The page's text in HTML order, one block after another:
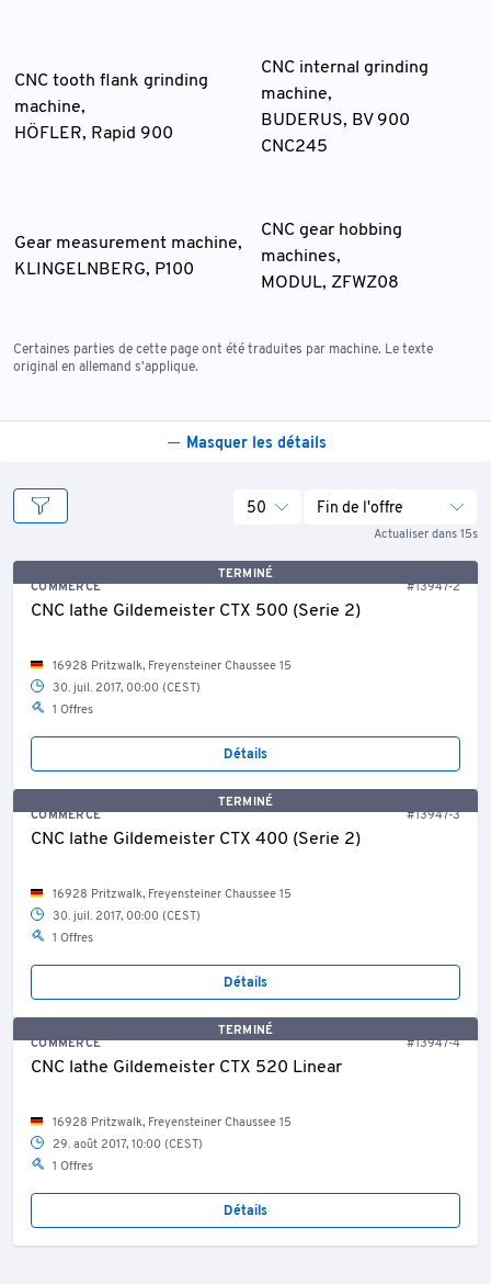
CNC tooth flank grinding
machine,
HÖFLER, Rapid 900
CNC internal grinding
machine,
BUDERUS, BV 900
CNC245
Gear measurement machine,
KLINGELNBERG, P100
CNC gear hobbing
machines,
MODUL, ZFWZ08
Certaines parties de cette page ont été traduites par machine. Le texte
original en allemand s'applique.
Masquer les détails
Actualiser dans 15s
50 Fin de l'offre
TERMINÉ
COMMERCE
#13947-2
CNC lathe Gildemeister CTX 500 (Serie 2)
16928 Pritzwalk, Freyensteiner Chaussee 15
30. juil. 2017, 00:00 (CEST)
1 Offres
Détails
TERMINÉ
COMMERCE
#13947-3
CNC lathe Gildemeister CTX 400 (Serie 2)
16928 Pritzwalk, Freyensteiner Chaussee 15
30. juil. 2017, 00:00 (CEST)
1 Offres
Détails
TERMINÉ
COMMERCE
#13947-4
CNC lathe Gildemeister CTX 520 Linear
16928 Pritzwalk, Freyensteiner Chaussee 15
29. août 2017, 10:00 (CEST)
1 Offres
Détails